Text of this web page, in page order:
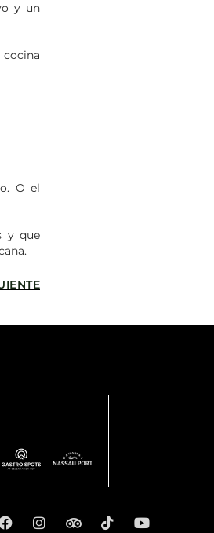
y un
cocina
O el
y que